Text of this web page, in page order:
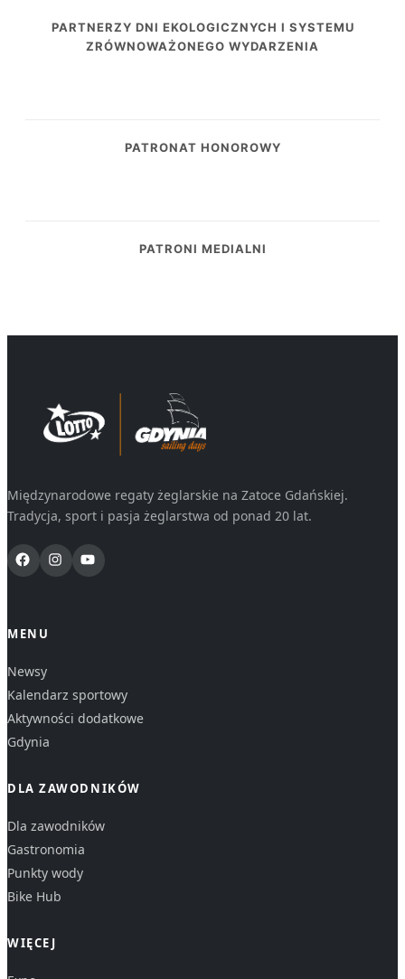
PARTNERZY DNI EKOLOGICZNYCH I SYSTEMU
ZRÓWNOWAŻONEGO WYDARZENIA
PATRONAT HONOROWY
PATRONI MEDIALNI
Międzynarodowe regaty żeglarskie na Zatoce Gdańskiej.
Tradycja, sport i pasja żeglarstwa od ponad 20 lat.
Facebook Instagram YouTube
MENU
Newsy
Kalendarz sportowy
Aktywności dodatkowe
Gdynia
DLA ZAWODNIKÓW
Dla zawodników
Gastronomia
Punkty wody
Bike Hub
WIĘCEJ